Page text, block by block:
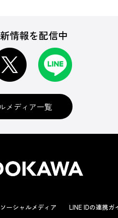
情報を配信中
メディア一覧
ソーシャルメディア LINE IDの連携ガ